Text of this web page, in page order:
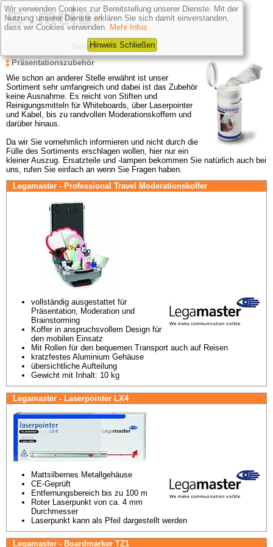
Präsentationszubehör
Wie schon an anderer Stelle erwähnt ist unser
Sortiment sehr umfangreich und dabei ist das Zubehör
keine Ausnahme. Es reicht von Stiften und
Reinigungsmitteln für Whiteboards, über Laserpointer
und Kabel, bis zu randvollen Moderationskoffern und
darüber hinaus.
Da wir Sie vornehmlich informieren und nicht durch die
Fülle des Sortiments erschlagen wollen, hier nur ein
kleiner Auszug. Ersatzteile und -lampen bekommen Sie natürlich auch bei
uns, rufen Sie einfach an wenn Sie Fragen haben.
Legamaster - Professional Travel Moderationskoffer
vollständig ausgestattet für
Präsentation, Moderation und
Brainstorming
Koffer in anspruchsvollem Design für
den mobilen Einsatz
Mit Rollen für den bequemen Transport auch auf Reisen
kratzfestes Aluminium Gehäuse
übersichtliche Aufteilung
Gewicht mit Inhalt: 10 kg
Legamaster - Laserpointer LX4
Mattsilbernes Metallgehäuse
CE-Geprüft
Entfernungsbereich bis zu 100 m
Roter Laserpunkt von ca. 4 mm
Durchmesser
Laserpunkt kann als Pfeil dargestellt werden
Legamaster - Boardmarker TZ1
Wir verwenden Cookies zur Bereitstellung unserer Dienste. Mit der
Nutzung unserer Dienste erklären Sie sich damit einverstanden,
dass wir Cookies verwenden. Mehr Infos
Hinweis Schließen